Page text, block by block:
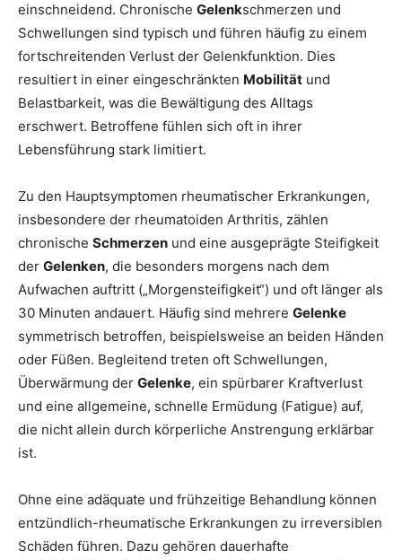
einschneidend. Chronische Gelenkschmerzen und
Schwellungen sind typisch und führen häufig zu einem
fortschreitenden Verlust der Gelenkfunktion. Dies
resultiert in einer eingeschränkten Mobilität und
Belastbarkeit, was die Bewältigung des Alltags
erschwert. Betroffene fühlen sich oft in ihrer
Lebensführung stark limitiert.
Zu den Hauptsymptomen rheumatischer Erkrankungen,
insbesondere der rheumatoiden Arthritis, zählen
chronische Schmerzen und eine ausgeprägte Steifigkeit
der Gelenken, die besonders morgens nach dem
Aufwachen auftritt („Morgensteifigkeit“) und oft länger als
30 Minuten andauert. Häufig sind mehrere Gelenke
symmetrisch betroffen, beispielsweise an beiden Händen
oder Füßen. Begleitend treten oft Schwellungen,
Überwärmung der Gelenke, ein spürbarer Kraftverlust
und eine allgemeine, schnelle Ermüdung (Fatigue) auf,
die nicht allein durch körperliche Anstrengung erklärbar
ist.
Ohne eine adäquate und frühzeitige Behandlung können
entzündlich-rheumatische Erkrankungen zu irreversiblen
Schäden führen. Dazu gehören dauerhafte